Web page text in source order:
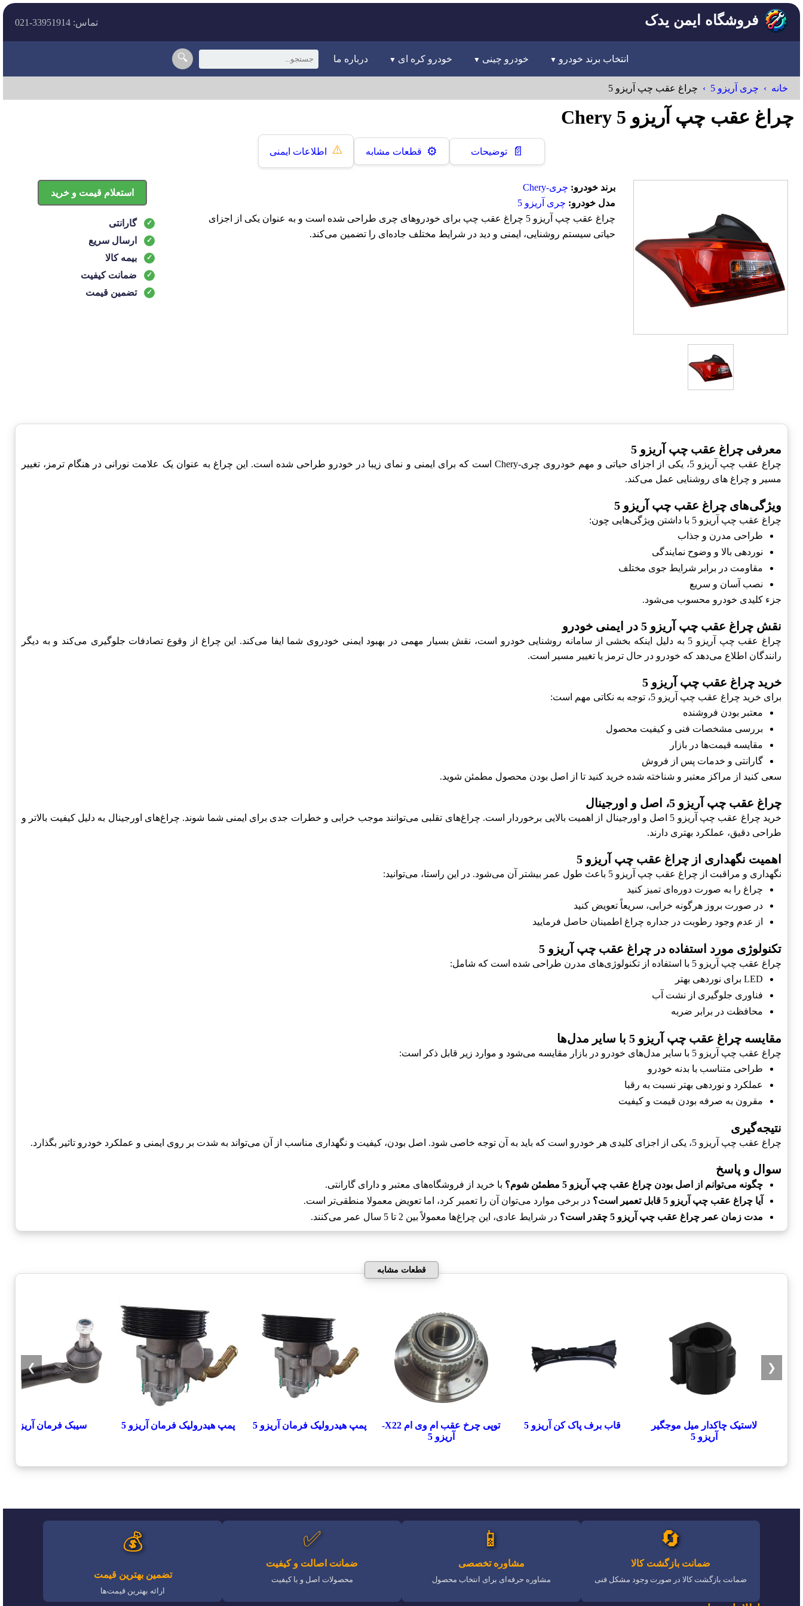
فروشگاه ایمن یدک تماس: 33951914-021
🔍 انتخاب برند خودرو خودرو چینی خودرو کره ای درباره ما
خانه چری آریزو 5 چراغ عقب چپ آریزو 5
چراغ عقب چپ آریزو 5 Chery
📄 توضیحات ⚙️ قطعات مشابه ⚠️ اطلاعات ایمنی
برند خودرو: چری-Chery
مدل خودرو: چری آریزو 5
چراغ عقب چپ آریزو 5 چراغ عقب چپ برای خودروهای چری طراحی شده است و به عنوان یکی از اجزای
حیاتی سیستم روشنایی، ایمنی و دید در شرایط مختلف جاده‌ای را تضمین می‌کند.
استعلام قیمت و خرید
گارانتی
ارسال سریع
بیمه کالا
ضمانت کیفیت
تضمین قیمت
معرفی چراغ عقب چپ آریزو 5
چراغ عقب چپ آریزو 5، یکی از اجزای حیاتی و مهم خودروی چری-Chery است که برای ایمنی و نمای زیبا در خودرو طراحی شده است. این چراغ به عنوان یک علامت نورانی در هنگام ترمز، تغییر
مسیر و چراغ های روشنایی عمل می‌کند.
ویژگی‌های چراغ عقب چپ آریزو 5
چراغ عقب چپ آریزو 5 با داشتن ویژگی‌هایی چون:
طراحی مدرن و جذاب
نوردهی بالا و وضوح نمایندگی
مقاومت در برابر شرایط جوی مختلف
نصب آسان و سریع
جزء کلیدی خودرو محسوب می‌شود.
نقش چراغ عقب چپ آریزو 5 در ایمنی خودرو
چراغ عقب چپ آریزو 5 به دلیل اینکه بخشی از سامانه روشنایی خودرو است، نقش بسیار مهمی در بهبود ایمنی خودروی شما ایفا می‌کند. این چراغ از وقوع تصادفات جلوگیری می‌کند و به دیگر
رانندگان اطلاع می‌دهد که خودرو در حال ترمز یا تغییر مسیر است.
خرید چراغ عقب چپ آریزو 5
برای خرید چراغ عقب چپ آریزو 5، توجه به نکاتی مهم است:
معتبر بودن فروشنده
بررسی مشخصات فنی و کیفیت محصول
مقایسه قیمت‌ها در بازار
گارانتی و خدمات پس از فروش
سعی کنید از مراکز معتبر و شناخته شده خرید کنید تا از اصل بودن محصول مطمئن شوید.
چراغ عقب چپ آریزو 5، اصل و اورجینال
خرید چراغ عقب چپ آریزو 5 اصل و اورجینال از اهمیت بالایی برخوردار است. چراغ‌های تقلبی می‌توانند موجب خرابی و خطرات جدی برای ایمنی شما شوند. چراغ‌های اورجینال به دلیل کیفیت بالاتر و
طراحی دقیق، عملکرد بهتری دارند.
اهمیت نگهداری از چراغ عقب چپ آریزو 5
نگهداری و مراقبت از چراغ عقب چپ آریزو 5 باعث طول عمر بیشتر آن می‌شود. در این راستا، می‌توانید:
چراغ را به صورت دوره‌ای تمیز کنید
در صورت بروز هرگونه خرابی، سریعاً تعویض کنید
از عدم وجود رطوبت در جداره چراغ اطمینان حاصل فرمایید
تکنولوژی مورد استفاده در چراغ عقب چپ آریزو 5
چراغ عقب چپ آریزو 5 با استفاده از تکنولوژی‌های مدرن طراحی شده است که شامل:
LED برای نوردهی بهتر
فناوری جلوگیری از نشت آب
محافظت در برابر ضربه
مقایسه چراغ عقب چپ آریزو 5 با سایر مدل‌ها
چراغ عقب چپ آریزو 5 با سایر مدل‌های خودرو در بازار مقایسه می‌شود و موارد زیر قابل ذکر است:
طراحی متناسب با بدنه خودرو
عملکرد و نوردهی بهتر نسبت به رقبا
مقرون به صرفه بودن قیمت و کیفیت
نتیجه‌گیری
چراغ عقب چپ آریزو 5، یکی از اجزای کلیدی هر خودرو است که باید به آن توجه خاصی شود. اصل بودن، کیفیت و نگهداری مناسب از آن می‌تواند به شدت بر روی ایمنی و عملکرد خودرو تاثیر بگذارد.
سوال و پاسخ
چگونه می‌توانم از اصل بودن چراغ عقب چپ آریزو 5 مطمئن شوم؟
با خرید از فروشگاه‌های معتبر و دارای گارانتی.
آیا چراغ عقب چپ آریزو 5 قابل تعمیر است؟
در برخی موارد می‌توان آن را تعمیر کرد، اما تعویض معمولا منطقی‌تر است.
مدت زمان عمر چراغ عقب چپ آریزو 5 چقدر است؟
در شرایط عادی، این چراغ‌ها معمولاً بین 2 تا 5 سال عمر می‌کنند.
قطعات مشابه
لاستیک چاکدار میل موجگیر
آریزو 5
قاب برف پاک کن آریزو 5
توپی چرخ عقب ام وی ام X22-
آریزو 5
پمپ هیدرولیک فرمان آریزو 5 پمپ هیدرولیک فرمان آریزو 5 سيبک فرمان آریزو 5
❮
❯
🔄
ضمانت بازگشت کالا
ضمانت بازگشت کالا در صورت وجود مشکل فنی
📱
مشاوره تخصصی
مشاوره حرفه‌ای برای انتخاب محصول
✅
ضمانت اصالت و کیفیت
محصولات اصل و با کیفیت
💰
تضمین بهترین قیمت
ارائه بهترین قیمت‌ها